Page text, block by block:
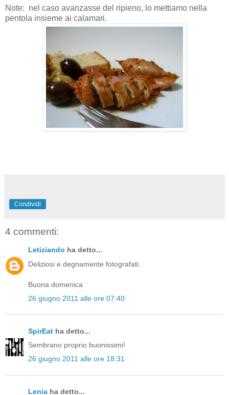
Note: nel caso avanzasse del ripieno, lo mettiamo nella
pentola insieme ai calamari.
Condividi
4 commenti:
Letiziando ha detto...
Deliziosi e degnamente fotografati.
Buona domenica
26 giugno 2011 alle ore 07:40
SpirEat ha detto...
Sembrano proprio buonissimi!
26 giugno 2011 alle ore 18:31
Lenia ha detto...